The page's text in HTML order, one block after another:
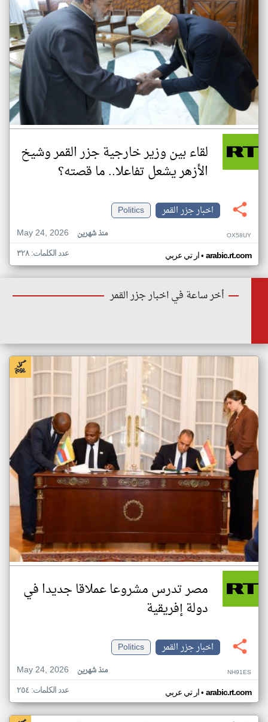
لقاء بين وزير خارجية جزر القمر وشيخ
الأزهر يشعل تفاعلا.. ما قصته؟
اخبار جزر القمر
Politics
May 24, 2026
منذ شهرين OX58UY
ار تي عربي• arabic.rt.com عدد الكلمات: ٣٢٨
أخر ساعة في اخبار جزر القمر
مصر تدرس مشروعا عملاقا جديدا في
دولة إفريقية
اخبار جزر القمر
Politics
May 24, 2026
منذ شهرين NH91ES
ار تي عربي• arabic.rt.com عدد الكلمات: ٢٥٤